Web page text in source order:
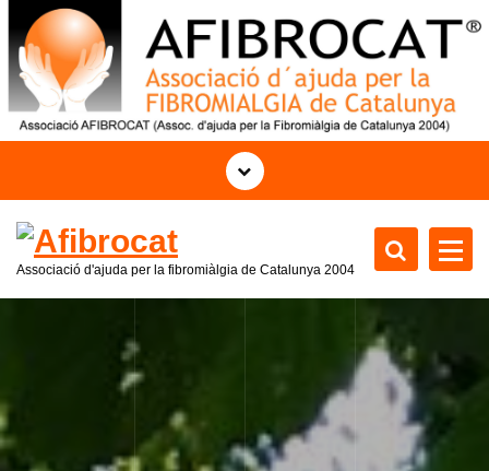
r
t
d
o
Associació d'ajuda per la fibromiàlgia de Catalunya 2004